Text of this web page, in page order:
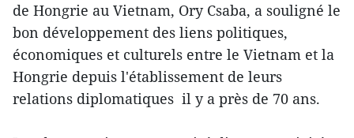
de Hongrie au Vietnam, Ory Csaba, a souligné le
bon développement des liens politiques,
économiques et culturels entre le Vietnam et la
Hongrie depuis l'établissement de leurs
relations diplomatiques il y a près de 70 ans.